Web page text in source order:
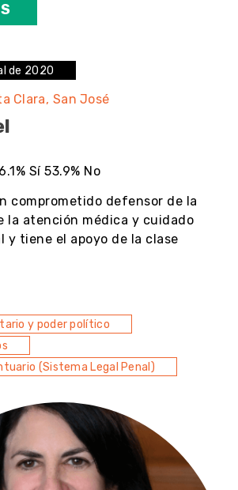
de 2020
Clara San José
Sí 53.9% No
comprometido defensor de la
la atención médica y cuidado
tiene el apoyo de la clase
y poder político
(Sistema Legal Penal)